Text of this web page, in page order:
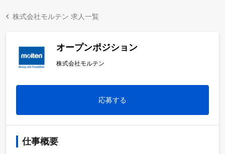
株式会社モルテン 求人一覧
オープンポジション
株式会社モルテン
応募する
仕事概要